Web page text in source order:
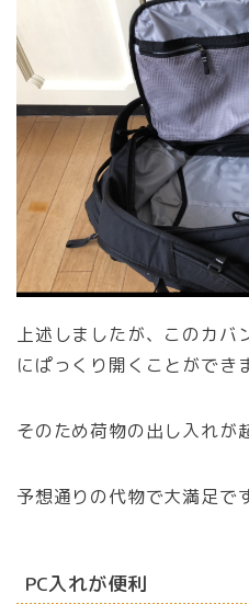
上述しましたが、このカバ
にぱっくり開くことができ
そのため荷物の出し入れが
予想通りの代物で大満足で
PC入れが便利